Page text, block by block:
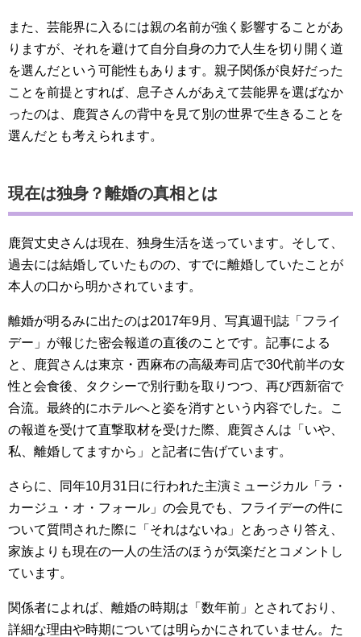
また、芸能界に入るには親の名前が強く影響することがあ
りますが、それを避けて自分自身の力で人生を切り開く道
を選んだという可能性もあります。親子関係が良好だった
ことを前提とすれば、息子さんがあえて芸能界を選ばなか
ったのは、鹿賀さんの背中を見て別の世界で生きることを
選んだとも考えられます。
現在は独身？離婚の真相とは
鹿賀丈史さんは現在、独身生活を送っています。そして、
過去には結婚していたものの、すでに離婚していたことが
本人の口から明かされています。
離婚が明るみに出たのは2017年9月、写真週刊誌「フライ
デー」が報じた密会報道の直後のことです。記事による
と、鹿賀さんは東京・西麻布の高級寿司店で30代前半の女
性と会食後、タクシーで別行動を取りつつ、再び西新宿で
合流。最終的にホテルへと姿を消すという内容でした。こ
の報道を受けて直撃取材を受けた際、鹿賀さんは「いや、
私、離婚してますから」と記者に告げています。
さらに、同年10月31日に行われた主演ミュージカル「ラ・
カージュ・オ・フォール」の会見でも、フライデーの件に
ついて質問された際に「それはないね」とあっさり答え、
家族よりも現在の一人の生活のほうが気楽だとコメントし
ています。
関係者によれば、離婚の時期は「数年前」とされており、
詳細な理由や時期については明らかにされていません。た